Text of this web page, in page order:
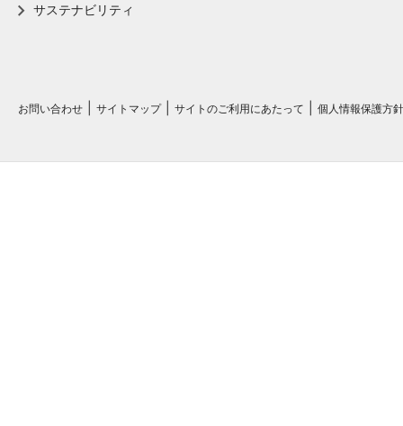
サステナビリティ
お問い合わせ サイトマップ サイトのご利用にあたって 個人情報保護方針